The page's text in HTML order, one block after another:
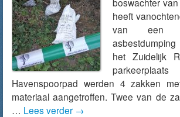
heeft
van een
het Zuidelijk
Havenspoorpad werden 4 zakken
materiaal aangetroffen. Twee van de
… Lees verder →